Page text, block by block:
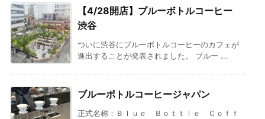
【4/28開店】ブルーボトルコーヒー
渋谷
ついに渋谷にブルーボトルコーヒーのカフェが
進出することが発表されました。 ブルー ...
ブルーボトルコーヒージャパン
正式名称：Ｂｌｕｅ Ｂｏｔｔｌｅ Ｃｏｆｆ